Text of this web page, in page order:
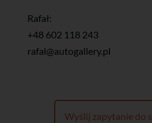
Rafał:
+48 602 118 243
rafal@autogallery.pl
Wyślij zapytanie do